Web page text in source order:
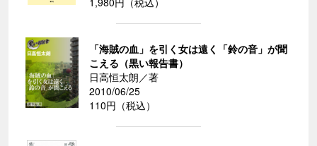
「海賊の血」を引く女は遠く「鈴の音」が聞
こえる（黒い報告書）
日高恒太朗／著
2010/06/25
110円（税込）